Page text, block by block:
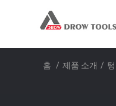
홈 / 제품 소개 /